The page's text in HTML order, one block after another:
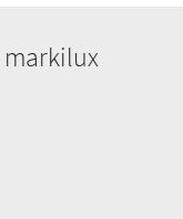
markilux